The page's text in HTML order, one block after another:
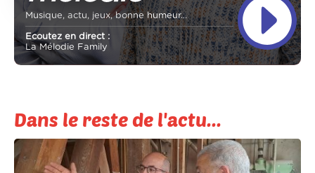
Musique, actu, jeux, bonne humeur...
Ecoutez en direct :
La Mélodie Family
Dans le reste de l'actu...